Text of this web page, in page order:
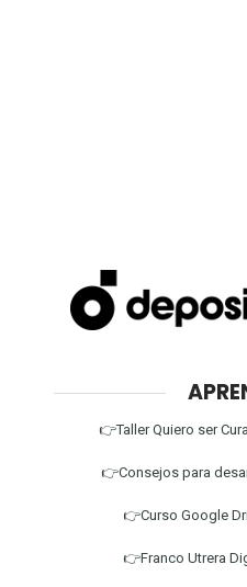
👉Taller Quiero ser
👉Consejos para
👉Curso Google
👉Franco Utrera